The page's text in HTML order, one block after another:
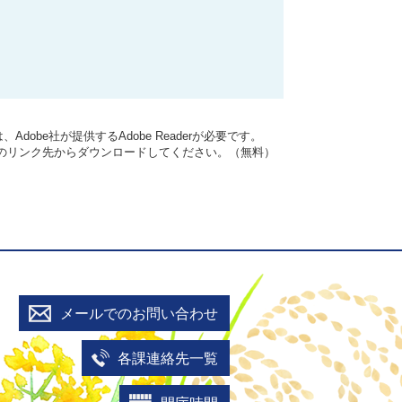
Adobe社が提供するAdobe Readerが必要です。
ンク先からダウンロードしてください。（無料）
メールでのお問い合わせ
各課連絡先一覧